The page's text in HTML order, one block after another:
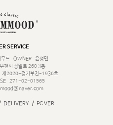
SERVICE
드 OWNER
윤성민
천시 장말로 260 3층
제2020-경기부천-1936호
271-02-01565
DELIVERY / PC VER